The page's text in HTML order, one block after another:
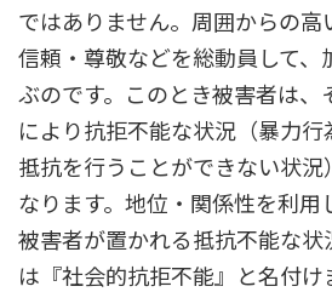
ではありません。周囲からの高
信頼・尊敬などを総動員して、
ぶのです。このとき被害者は、
により抗拒不能な状況（暴力行
抵抗を行うことができない状況
なります。地位・関係性を利用
被害者が置かれる抵抗不能な状
は『社会的抗拒不能』と名付け